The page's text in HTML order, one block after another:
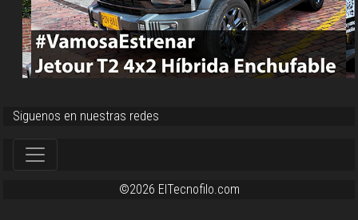
Siguenos en nuestras redes
©2026 ElTecnofilo.com